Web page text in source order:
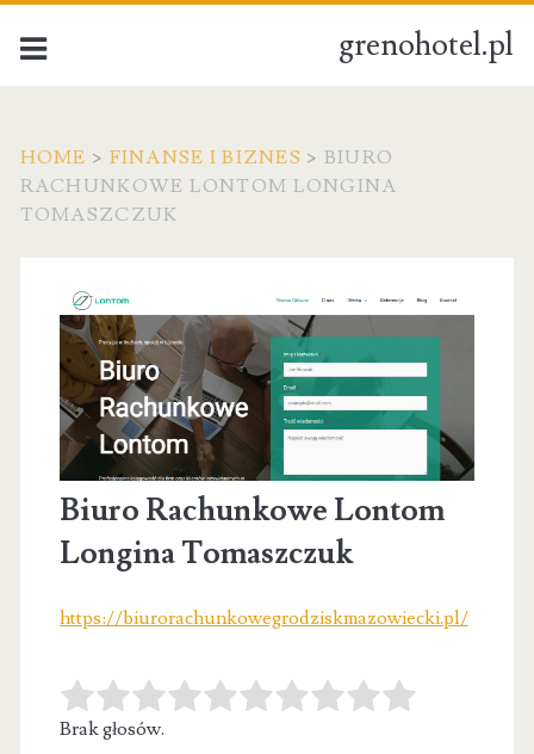
grenohotel.pl
HOME > FINANSE I BIZNES > BIURO
RACHUNKOWE LONTOM LONGINA
TOMASZCZUK
Biuro Rachunkowe Lontom
Longina Tomaszczuk
https://biurorachunkowegrodziskmazowiecki.pl/
Brak głosów.